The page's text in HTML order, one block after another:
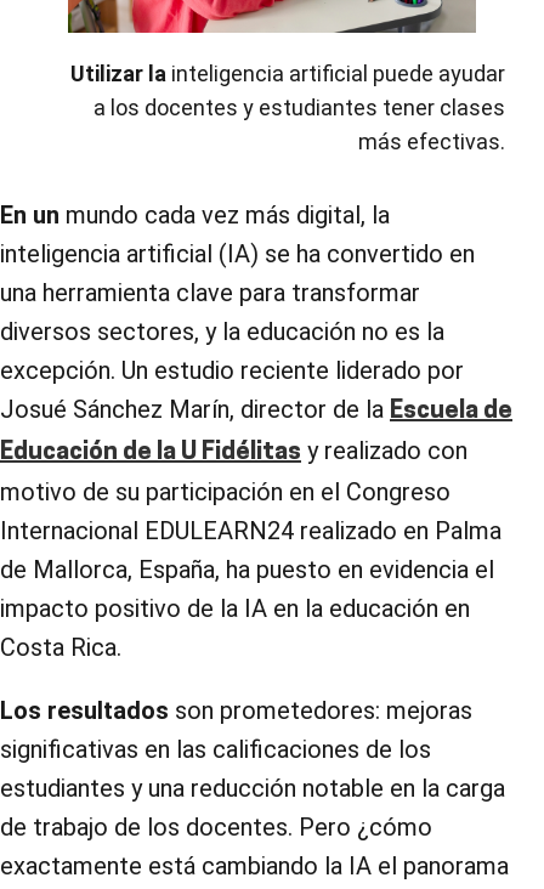
Utilizar la inteligencia artificial puede ayudar
a los docentes y estudiantes tener clases
más efectivas.
En un mundo cada vez más digital, la
inteligencia artificial (IA) se ha convertido en
una herramienta clave para transformar
diversos sectores, y la educación no es la
excepción. Un estudio reciente liderado por
Josué Sánchez Marín, director de la Escuela de
Educación de la U Fidélitas y realizado con
motivo de su participación en el Congreso
Internacional EDULEARN24 realizado en Palma
de Mallorca, España, ha puesto en evidencia el
impacto positivo de la IA en la educación en
Costa Rica.
Los resultados son prometedores: mejoras
significativas en las calificaciones de los
estudiantes y una reducción notable en la carga
de trabajo de los docentes. Pero ¿cómo
exactamente está cambiando la IA el panorama